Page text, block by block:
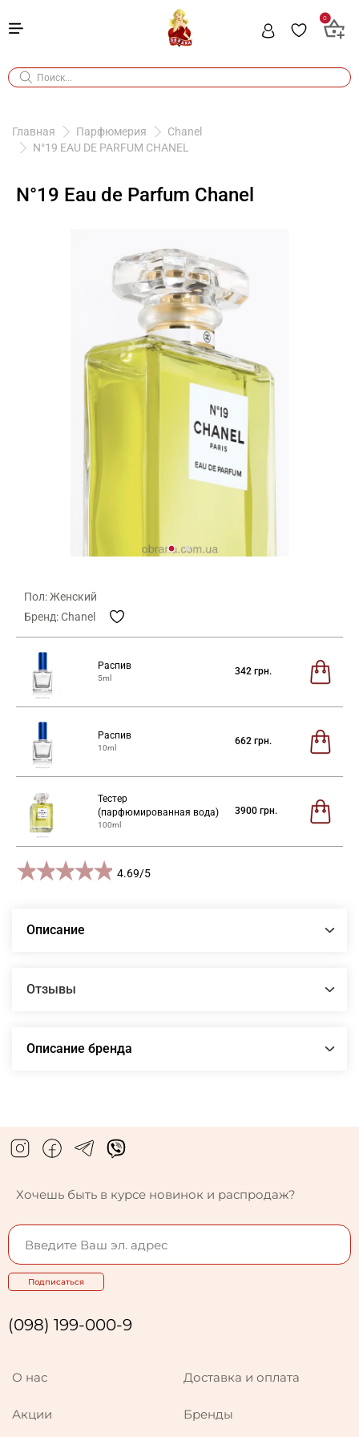
0
Главная Парфюмерия
Chanel
N°19 EAU DE PARFUM CHANEL
N°19 Eau de Parfum Chanel
Пол: Женский
Бренд: Chanel
Распив
5ml
342 грн.
Распив
10ml
662 грн.
Тестер
(парфюмированная вода)
100ml
3900 грн.
5 stars
4 stars
3 stars
2 stars
1 star 4.69/5
Описание
Отзывы
Описание бренда
Хочешь быть в курсе новинок и распродаж?
Подписаться
(098) 199-000-9
О нас Доставка и оплата
Акции Бренды